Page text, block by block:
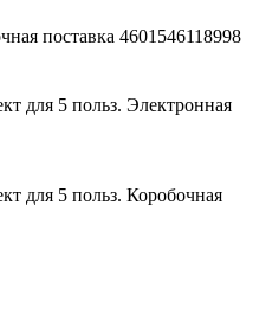
поставка 4601546118998
для 5 польз. Электронная
для 5 польз. Коробочная